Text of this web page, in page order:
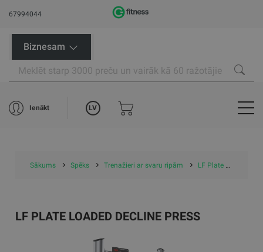
67994044
Biznesam
Ienākt LV
Sākums Spēks Trenažieri ar svaru ripām LF Plate Loaded Decline Press
LF PLATE LOADED DECLINE PRESS